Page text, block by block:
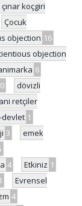
çınar koçgiri
Çocuk
objection 16
objection
6
dövizli
retçiler
devlet 1
3
emek
4 Etkiniz 1
1
Evrensel
4